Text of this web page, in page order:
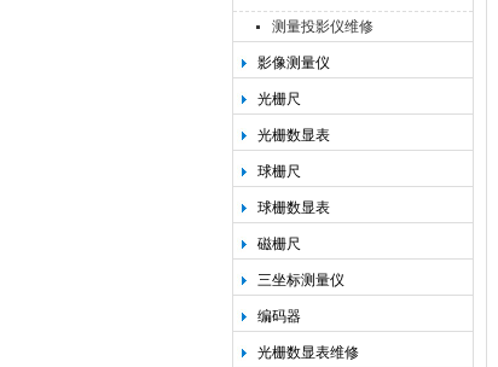
测量投影仪维修
影像测量仪
光栅尺
光栅数显表
球栅尺
球栅数显表
磁栅尺
三坐标测量仪
编码器
光栅数显表维修